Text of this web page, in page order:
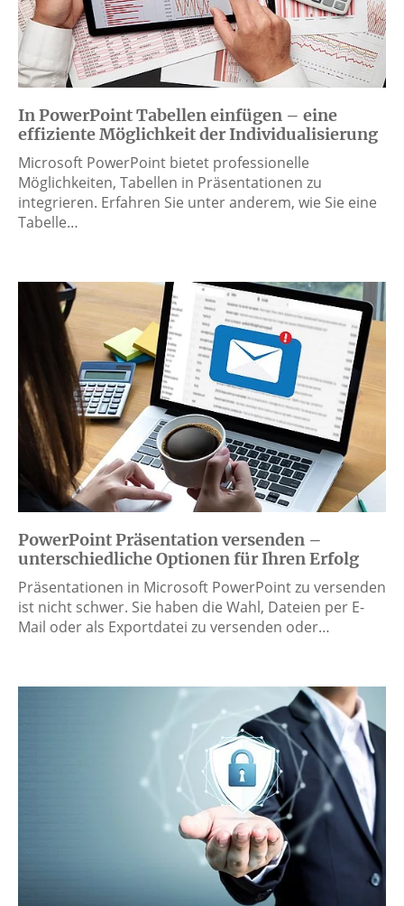
In PowerPoint Tabellen einfügen – eine
effiziente Möglichkeit der Individualisierung
Microsoft PowerPoint bietet professionelle
Möglichkeiten, Tabellen in Präsentationen zu
integrieren. Erfahren Sie unter anderem, wie Sie eine
Tabelle…
PowerPoint Präsentation versenden –
unterschiedliche Optionen für Ihren Erfolg
Präsentationen in Microsoft PowerPoint zu versenden
ist nicht schwer. Sie haben die Wahl, Dateien per E-
Mail oder als Exportdatei zu versenden oder…